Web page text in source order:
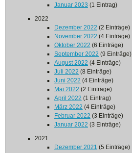
Januar 2023 (1 Eintrag)
2022
Dezember 2022 (2 Einträge)
November 2022 (4 Einträge)
Oktober 2022 (6 Einträge)
September 2022 (9 Einträge)
August 2022 (4 Einträge)
Juli 2022 (8 Einträge)
Juni 2022 (4 Einträge)
Mai 2022 (2 Einträge)
April 2022 (1 Eintrag)
März 2022 (4 Einträge)
Februar 2022 (3 Einträge)
Januar 2022 (3 Einträge)
2021
Dezember 2021 (5 Einträge)